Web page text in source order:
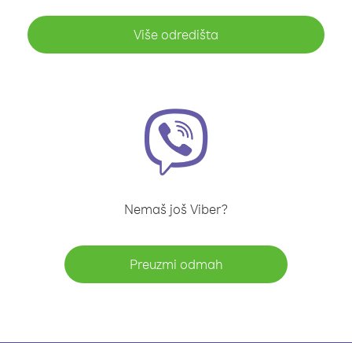
Više odredišta
Nemaš još Viber?
Preuzmi odmah